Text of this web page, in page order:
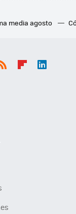
media agosto